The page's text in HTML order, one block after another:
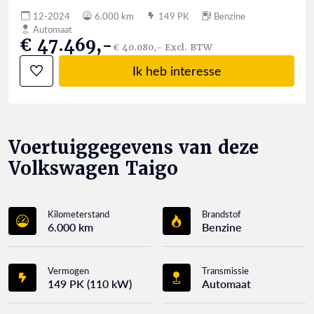
12-2024 6.000 km 149 PK
Benzine
Automaat
€ 47.469,-€ 40.080,- Excl. BTW
Ik heb interesse
Voertuiggegevens van deze
Volkswagen Taigo
Kilometerstand
6.000 km
Brandstof
Benzine
Vermogen
149 PK (110 kW)
Transmissie
Automaat